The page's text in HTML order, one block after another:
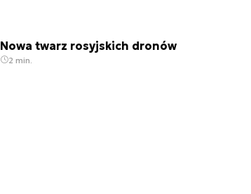
Nowa twarz rosyjskich dronów
2 min.